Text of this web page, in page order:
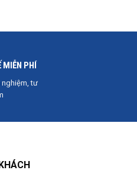
MIỄN PHÍ
nghiệm, tư